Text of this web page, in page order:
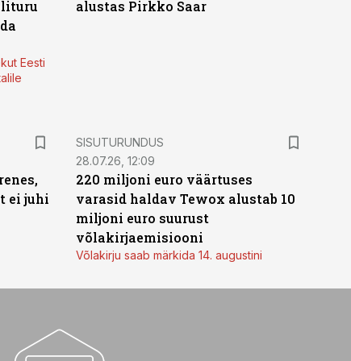
Eesti
alustas Pirkko Saar
ei juhi
ST
SISUTURUNDUS
28.07.26, 12:09
220 miljoni euro väärtuses
varasid haldav Tewox alustab 10
miljoni euro suurust
võlakirjaemisiooni
Võlakirju saab märkida 14. augustini